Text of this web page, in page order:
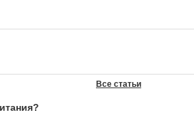
Все статьи